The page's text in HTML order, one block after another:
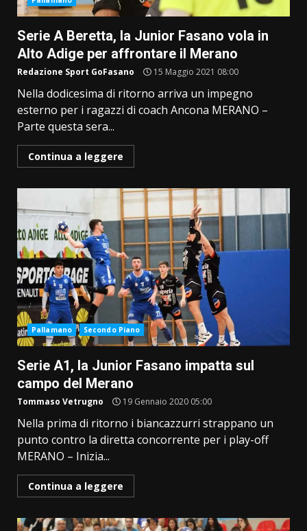
Serie A Beretta, la Junior Fasano vola in
Alto Adige per affrontare il Merano
Redazione Sport GoFasano 15 Maggio 2021 08:00
Nella dodicesima di ritorno arriva un impegno
esterno per i ragazzi di coach Ancona MERANO –
Parte questa sera...
Continua a leggere
Pallamano Secondo Piano
Serie A1, la Junior Fasano impatta sul
campo del Merano
Tommaso Vetrugno 19 Gennaio 2020 05:00
Nella prima di ritorno i biancazzurri strappano un
punto contro la diretta concorrente per i play-off
MERANO – Inizia...
Continua a leggere